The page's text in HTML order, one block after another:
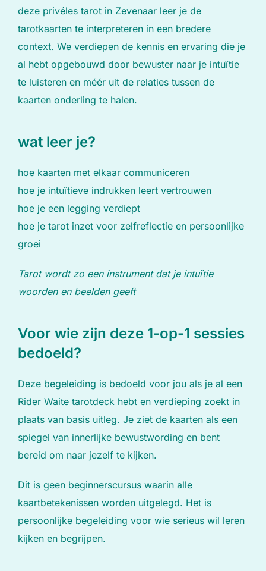
deze privéles tarot in Zevenaar leer je de
tarotkaarten te interpreteren in een bredere
context. We verdiepen de kennis en ervaring die je
al hebt opgebouwd door bewuster naar je intuïtie
te luisteren en méér uit de relaties tussen de
kaarten onderling te halen.
wat leer je?
hoe kaarten met elkaar communiceren
hoe je intuïtieve indrukken leert vertrouwen
hoe je een legging verdiept
hoe je tarot inzet voor zelfreflectie en persoonlijke
groei
Tarot wordt zo een instrument dat je intuïtie
woorden en beelden geeft
Voor wie zijn deze 1-op-1 sessies
bedoeld?
Deze begeleiding is bedoeld voor jou als je al een
Rider Waite tarotdeck hebt en verdieping zoekt in
plaats van basis uitleg. Je ziet de kaarten als een
spiegel van innerlijke bewustwording en bent
bereid om naar jezelf te kijken.
Dit is geen beginnerscursus waarin alle
kaartbetekenissen worden uitgelegd. Het is
persoonlijke begeleiding voor wie serieus wil leren
kijken en begrijpen.